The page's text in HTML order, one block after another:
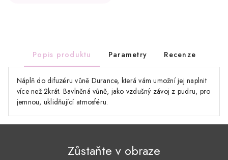
Popis produktu Parametry Recenze
Náplň do difuzéru vůně Durance, která vám umožní jej naplnit
více než 2krát. Bavlněná vůně, jako vzdušný závoj z pudru, pro
jemnou, uklidňující atmosféru.
Zůstaňte v obraze